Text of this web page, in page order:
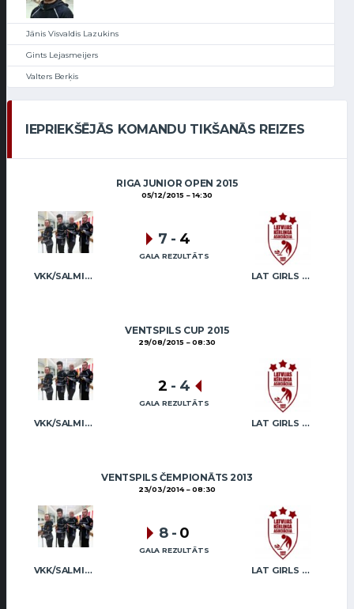
Jānis Visvaldis Lazukins
Gints Lejasmeijers
Valters Berķis
IEPRIEKŠĒJĀS KOMANDU TIKŠANĀS REIZES
RIGA JUNIOR OPEN 2015
05/12/2015 14:30
VKK/SALMIŅŠ (MIX) LAT GIRLS VENTSPILS 2
7 - 4
GALA REZULTĀTS
VENTSPILS CUP 2015
29/08/2015 08:30
VKK/SALMIŅŠ (MIX) LAT GIRLS VENTSPILS 2
2 - 4
GALA REZULTĀTS
VENTSPILS ČEMPIONĀTS 2013
23/03/2014 08:30
VKK/SALMIŅŠ (MIX) LAT GIRLS VENTSPILS 2
8 - 0
GALA REZULTĀTS